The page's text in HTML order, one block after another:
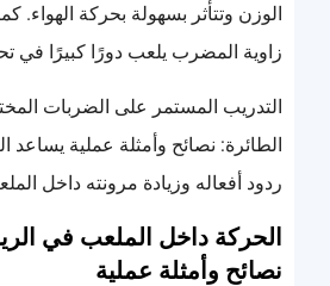
الوزن وتتأثر بسهولة بحركة الهواء.
زاوية المضرب يلعب دورًا كبيرًا في
التدريب المستمر على الضربات
الطائرة: نصائح وأمثلة عملية يساعد
ردود أفعاله وزيادة مرونته داخل
الحركة داخل الملعب في
نصائح وأمثلة عملية